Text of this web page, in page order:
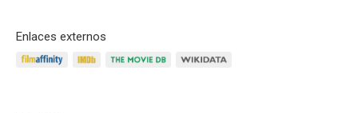
Enlaces externos